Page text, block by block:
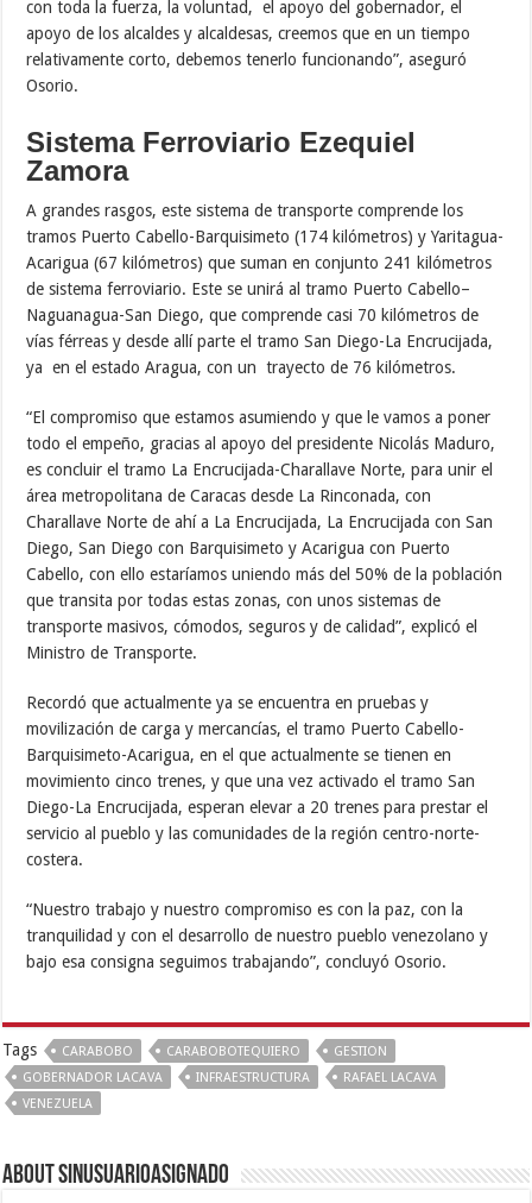
con toda la fuerza, la voluntad, el apoyo del gobernador, el
apoyo de los alcaldes y alcaldesas, creemos que en un tiempo
relativamente corto, debemos tenerlo funcionando”, aseguró
Osorio.
Sistema Ferroviario Ezequiel
Zamora
A grandes rasgos, este sistema de transporte comprende los
tramos Puerto Cabello-Barquisimeto (174 kilómetros) y Yaritagua-
Acarigua (67 kilómetros) que suman en conjunto 241 kilómetros
de sistema ferroviario. Este se unirá al tramo Puerto Cabello–
Naguanagua-San Diego, que comprende casi 70 kilómetros de
vías férreas y desde allí parte el tramo San Diego-La Encrucijada,
ya en el estado Aragua, con un trayecto de 76 kilómetros.
“El compromiso que estamos asumiendo y que le vamos a poner
todo el empeño, gracias al apoyo del presidente Nicolás Maduro,
es concluir el tramo La Encrucijada-Charallave Norte, para unir el
área metropolitana de Caracas desde La Rinconada, con
Charallave Norte de ahí a La Encrucijada, La Encrucijada con San
Diego, San Diego con Barquisimeto y Acarigua con Puerto
Cabello, con ello estaríamos uniendo más del 50% de la población
que transita por todas estas zonas, con unos sistemas de
transporte masivos, cómodos, seguros y de calidad”, explicó el
Ministro de Transporte.
Recordó que actualmente ya se encuentra en pruebas y
movilización de carga y mercancías, el tramo Puerto Cabello-
Barquisimeto-Acarigua, en el que actualmente se tienen en
movimiento cinco trenes, y que una vez activado el tramo San
Diego-La Encrucijada, esperan elevar a 20 trenes para prestar el
servicio al pueblo y las comunidades de la región centro-norte-
costera.
“Nuestro trabajo y nuestro compromiso es con la paz, con la
tranquilidad y con el desarrollo de nuestro pueblo venezolano y
bajo esa consigna seguimos trabajando”, concluyó Osorio.
Tags CARABOBO CARABOBOTEQUIERO
GESTION
GOBERNADOR LACAVA
INFRAESTRUCTURA
RAFAEL LACAVA
VENEZUELA
About sinusuarioasignado